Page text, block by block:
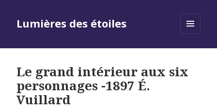
Lumières des étoiles
Le grand intérieur aux six
personnages -1897 É.
Vuillard